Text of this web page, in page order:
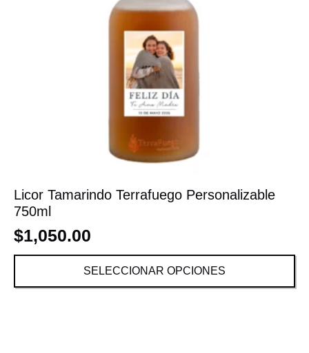
Licor Tamarindo Terrafuego Personalizable
750ml
$1,050.00
SELECCIONAR OPCIONES